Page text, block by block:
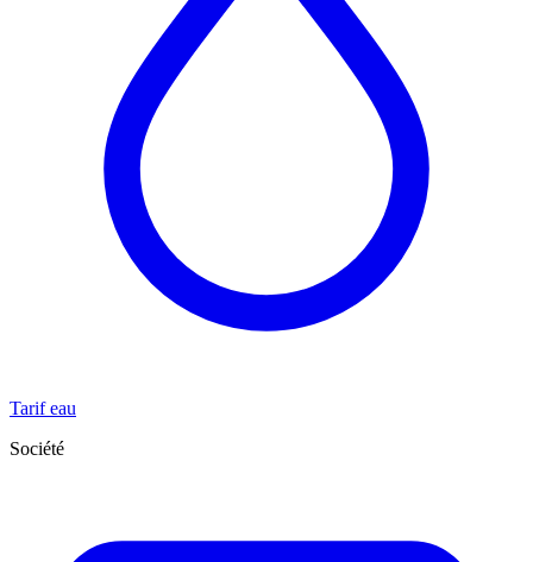
Tarif eau
Société